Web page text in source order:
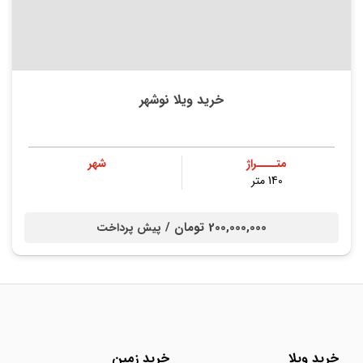
خرید ویلا نوشهر
متــــراژ
140 متر
شهر
200,000,000 تومان / پیش پرداخت
خرید ویلا خرید زمین